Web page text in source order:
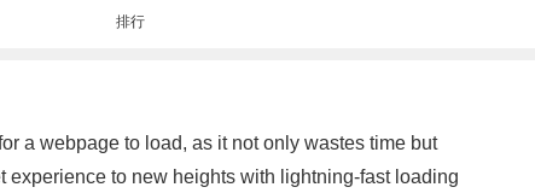
排行
a webpage to load, as it not only wastes time but
to new heights with lightning-fast loading